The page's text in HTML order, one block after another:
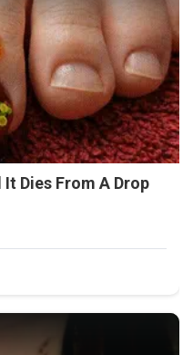
Dies From A Drop